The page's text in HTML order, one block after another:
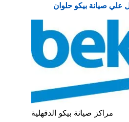
علي صيانة بيكو حلوان
مراكز صيانة بيكو الدقهلية